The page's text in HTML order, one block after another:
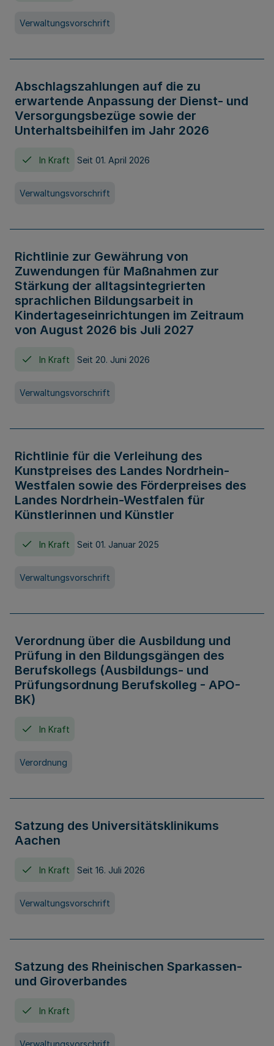
Verwaltungsvorschrift
Abschlagszahlungen auf die zu
erwartende Anpassung der Dienst- und
Versorgungsbezüge sowie der
Unterhaltsbeihilfen im Jahr 2026
In Kraft Seit 01. April 2026
Verwaltungsvorschrift
Richtlinie zur Gewährung von
Zuwendungen für Maßnahmen zur
Stärkung der alltagsintegrierten
sprachlichen Bildungsarbeit in
Kindertageseinrichtungen im Zeitraum
von August 2026 bis Juli 2027
In Kraft Seit 20. Juni 2026
Verwaltungsvorschrift
Richtlinie für die Verleihung des
Kunstpreises des Landes Nordrhein-
Westfalen sowie des Förderpreises des
Landes Nordrhein-Westfalen für
Künstlerinnen und Künstler
In Kraft Seit 01. Januar 2025
Verwaltungsvorschrift
Verordnung über die Ausbildung und
Prüfung in den Bildungsgängen des
Berufskollegs (Ausbildungs- und
Prüfungsordnung Berufskolleg - APO-
BK)
In Kraft
Verordnung
Satzung des Universitätsklinikums
Aachen
In Kraft Seit 16. Juli 2026
Verwaltungsvorschrift
Satzung des Rheinischen Sparkassen-
und Giroverbandes
In Kraft
Verwaltungsvorschrift